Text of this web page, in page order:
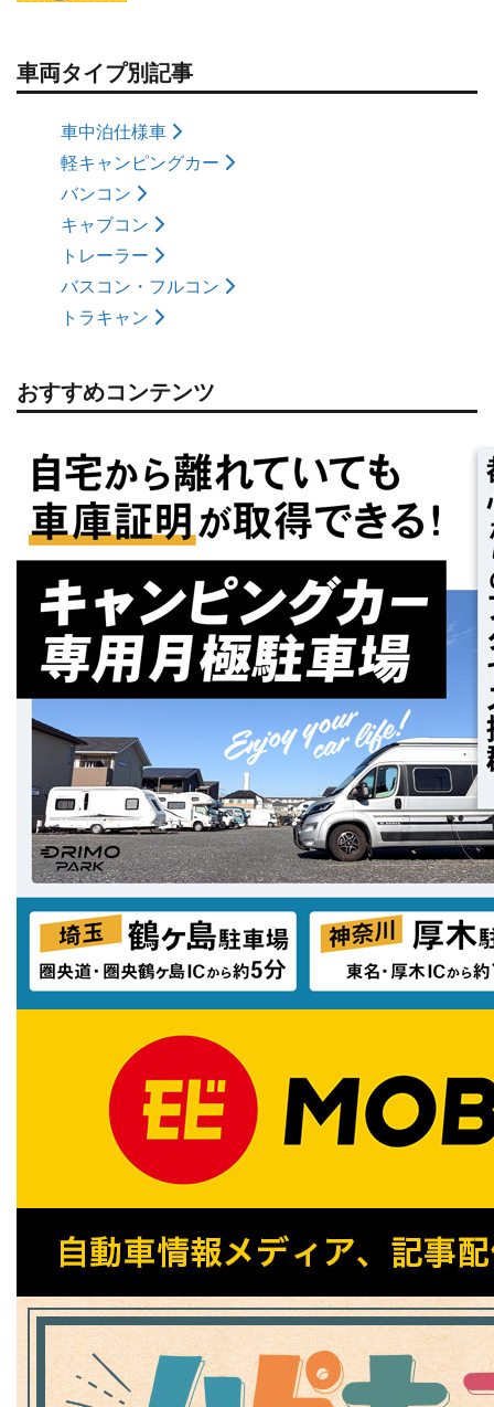
車両タイプ別記事
車中泊仕様車
軽キャンピングカー
バンコン
キャブコン
トレーラー
バスコン・フルコン
トラキャン
おすすめコンテンツ